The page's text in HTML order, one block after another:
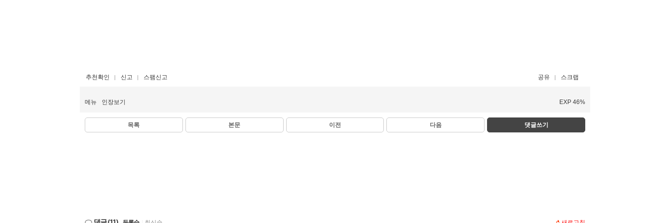
추천확인 신고 스팸신고 공유 스크랩
메뉴 인장보기 EXP 46%
목록 본문 이전 다음 댓글쓰기